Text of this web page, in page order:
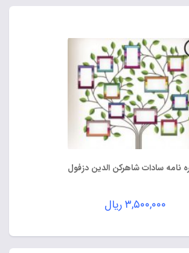
نامه سادات شاهرکن الدین دزفول
۳,۵۰۰,۰۰۰ریال